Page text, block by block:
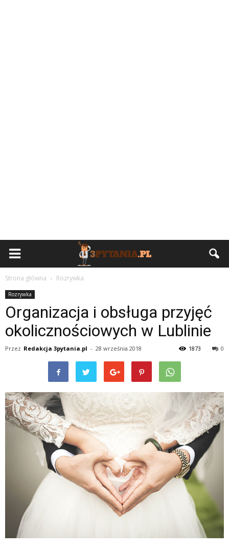
Strona główna Rozrywka
Rozrywka
Organizacja i obsługa przyjęć
okolicznościowych w Lublinie
Przez Redakcja 3pytania.pl - 28 września 2018 0
1873